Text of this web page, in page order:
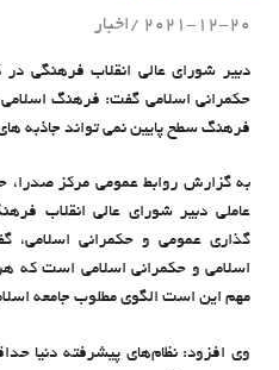
2021-12-20
admin
اخبار
دبیر شورای عالی انقلاب فرهنگی
حکمرانی اسلامی گفت: فرهنگ
فرهنگ سطح پایین نمی تواند جاذبه
به گزارش روابط عمومی مرکز صدرا،
عاملی دبیر شورای عالی انقلاب
گذاری عمومی و حکمرانی اسلامی،
اسلامی و حکمرانی اسلامی است که
مهم این است الگوی مطلوب جامعه
وی افزود: نظام‌های پیشرفته دنیا